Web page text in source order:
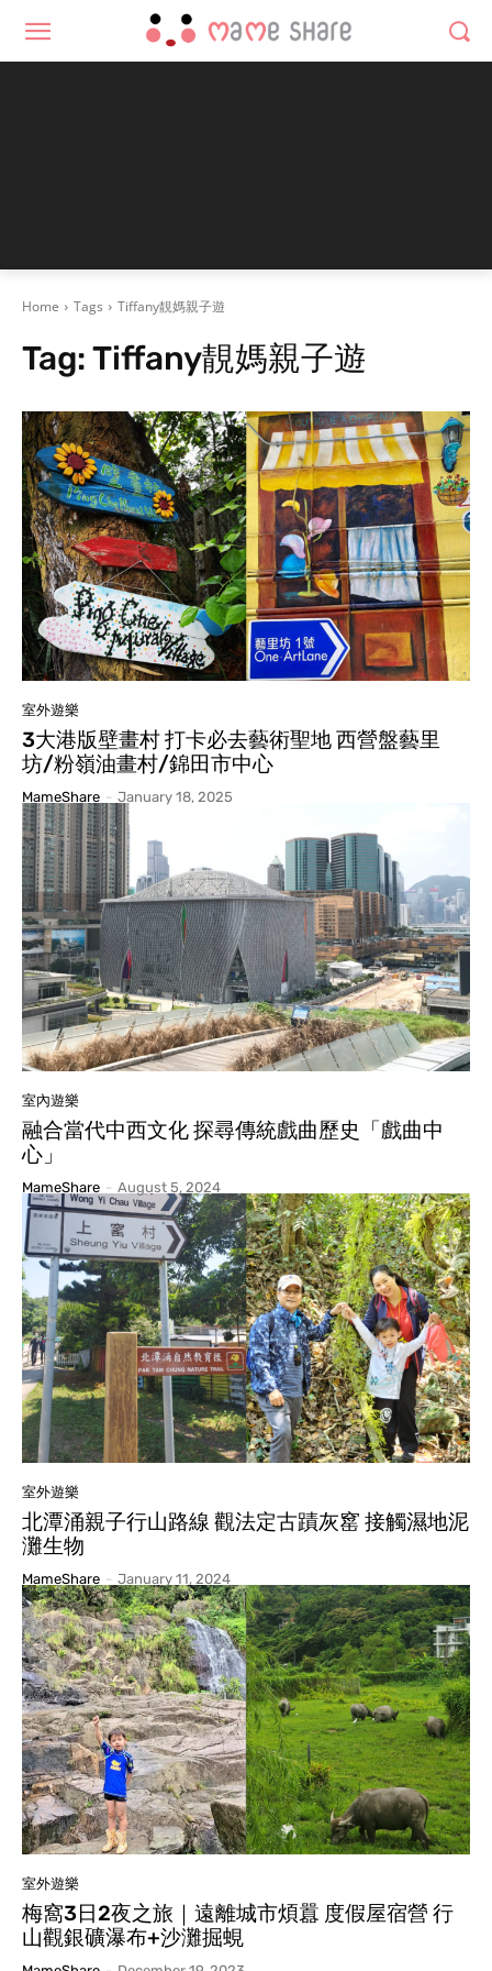
Home Tags Tiffany靚媽親子遊
Tag:Tiffany靚媽親子遊
室外遊樂
3大港版壁畫村 打卡必去藝術聖地 西營盤藝里
坊/粉嶺油畫村/錦田市中心
MameShare - January 18, 2025
室內遊樂
融合當代中西文化 探尋傳統戲曲歷史「戲曲中
心」
MameShare - August 5, 2024
室外遊樂
北潭涌親子行山路線 觀法定古蹟灰窰 接觸濕地泥
灘生物
MameShare - January 11, 2024
室外遊樂
梅窩3日2夜之旅｜遠離城市煩囂 度假屋宿營 行
山觀銀礦瀑布+沙灘掘蜆